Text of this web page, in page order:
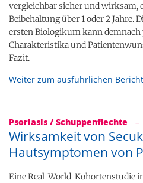
vergleichbar sicher und wirksam,
Beibehaltung über 1 oder 2 Jahre.
ersten Biologikum kann
Charakteristika und
Fazit.
Weiter zum ausführlichen
Psoriasis / Schuppenflechte –
Wirksamkeit von
Hautsymptomen von
Eine Real-World-Kohortenstudie